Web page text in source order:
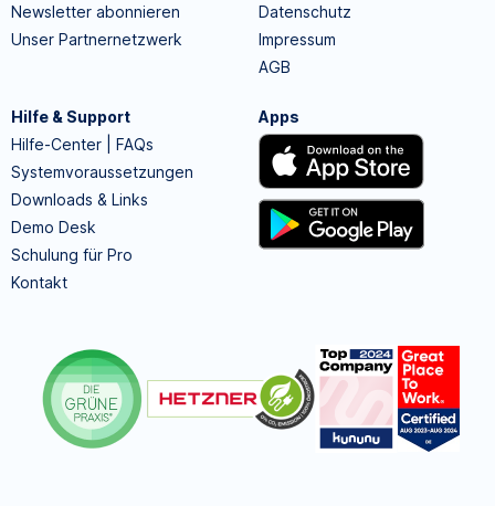
Newsletter abonnieren
Unser Partnernetzwerk
Datenschutz
Impressum
AGB
Hilfe & Support
Hilfe-Center | FAQs
Systemvoraussetzungen
Downloads & Links
Demo Desk
Schulung für Pro
Kontakt
Apps